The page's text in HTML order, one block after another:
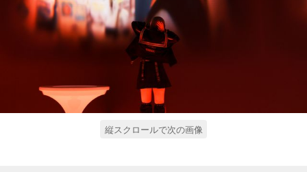
縦スクロールで次の画像